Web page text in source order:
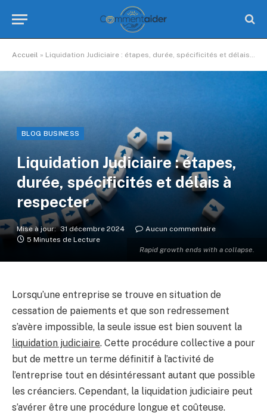
Accueil » Liquidation Judiciaire : étapes, durée, spécificités et délais à respecter
Rapid growth ends with a collapse.
BLOG BUSINESS
Liquidation Judiciaire : étapes,
durée, spécificités et délais à
respecter
Mise à jour: 31 décembre 2024
Aucun commentaire
5 Minutes de Lecture
Lorsqu’une entreprise se trouve en situation de
cessation de paiements et que son redressement
s’avère impossible, la seule issue est bien souvent la
liquidation judiciaire. Cette procédure collective a pour
but de mettre un terme définitif à l’activité de
l’entreprise tout en désintéressant autant que possible
les créanciers. Cependant, la liquidation judiciaire peut
s’avérer être une procédure longue et coûteuse.